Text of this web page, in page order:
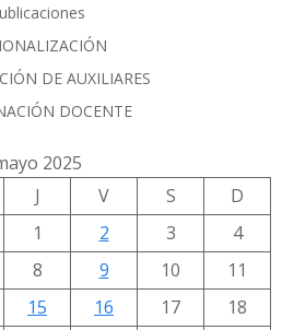
DE AUXILIARES
DOCENTE
2025
J V S
D
1
2 3
4
8 9 10
11
15 16 17
18